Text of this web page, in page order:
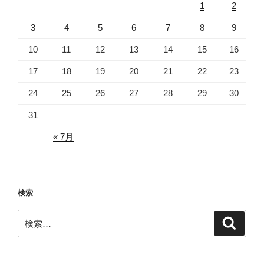
1 2
3 4 5 6 7 8 9
10 11 12 13 14 15 16
17 18 19 20 21 22 23
24 25 26 27 28 29 30
31
« 7月
検索
索: